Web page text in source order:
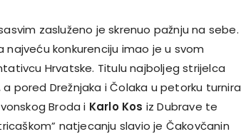
zasluženo je skrenuo pažnju na sebe.
najveću konkurenciju imao je u svom
Hrvatske. Titulu najboljeg strijelca
a pored Drežnjaka i Čolaka u petorku turnira
Broda i Karlo Kos iz Dubrave te
natjecanju slavio je Čakovčanin